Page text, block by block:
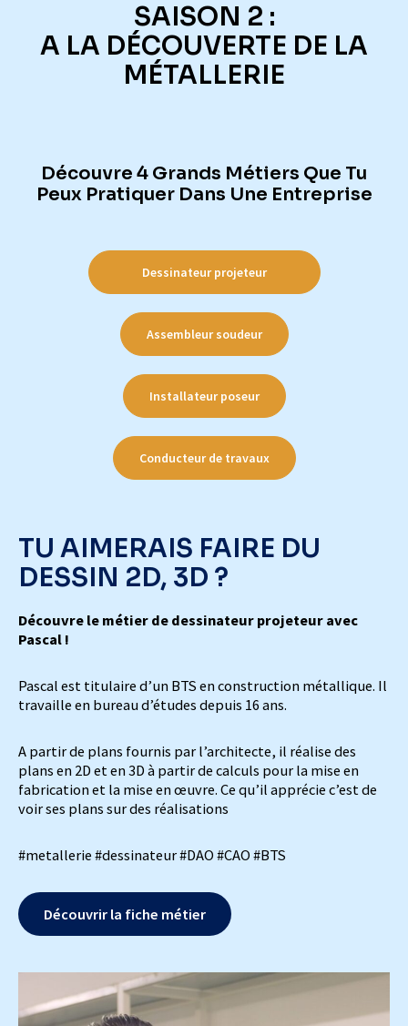
SAISON 2 :
A LA DÉCOUVERTE DE LA
MÉTALLERIE
Découvre 4 Grands Métiers Que Tu
Peux Pratiquer Dans Une Entreprise
Dessinateur projeteur
Assembleur soudeur
Installateur poseur
Conducteur de travaux
TU AIMERAIS FAIRE DU
DESSIN 2D, 3D ?
Découvre le métier de dessinateur projeteur avec
Pascal !
Pascal est titulaire d’un BTS en construction métallique. Il
travaille en bureau d’études depuis 16 ans.
A partir de plans fournis par l’architecte, il réalise des
plans en 2D et en 3D à partir de calculs pour la mise en
fabrication et la mise en œuvre. Ce qu’il apprécie c’est de
voir ses plans sur des réalisations
#metallerie #dessinateur #DAO #CAO #BTS
Découvrir la fiche métier